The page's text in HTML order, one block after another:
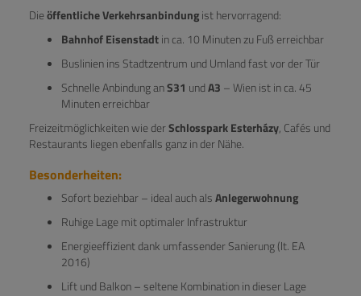
Dieöffentliche Verkehrsanbindungist hervorragend:
Bahnhof Eisenstadtin ca. 10 Minuten zu Fuß erreichbar
Buslinien ins Stadtzentrum und Umland fast vor der Tür
Schnelle Anbindung anS31 undA3 – Wien ist in ca. 45
Minuten erreichbar
Freizeitmöglichkeiten wie derSchlosspark Esterházy, Cafés und
Restaurants liegen ebenfalls ganz in der Nähe.
Besonderheiten:
Sofort beziehbar – ideal auch alsAnlegerwohnung
Ruhige Lage mit optimaler Infrastruktur
Energieeffizient dank umfassender Sanierung (lt. EA
2016)
Lift und Balkon – seltene Kombination in dieser Lage